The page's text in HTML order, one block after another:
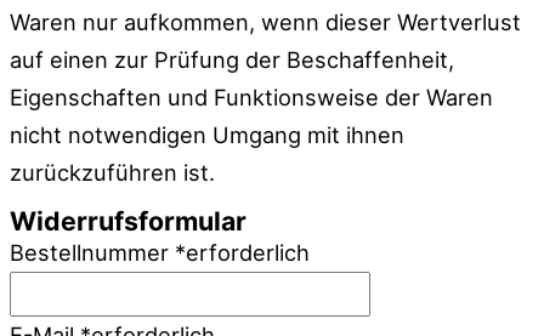
Waren nur aufkommen, wenn dieser Wertverlust
auf einen zur Prüfung der Beschaffenheit,
Eigenschaften und Funktionsweise der Waren
nicht notwendigen Umgang mit ihnen
zurückzuführen ist.
Widerrufsformular
Bestellnummer *erforderlich